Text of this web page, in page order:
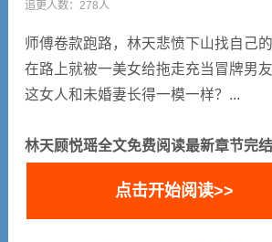
滴滴车主司机端下
载
追更人数：278人
师傅卷款跑路，林天悲愤下山找自己
在路上就被一美女给拖走充当冒牌男
这女人和未婚妻长得一模一样？...
林天顾悦瑶全文免费阅读最新章节完结
点击开始阅读>>